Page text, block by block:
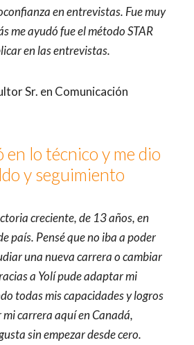
en entrevistas. Fue muy
me ayudó fue el método STAR
en las entrevistas.
Sr. en Comunicación
en lo técnico y me dio
y seguimiento
creciente, de 13 años, en
país. Pensé que no iba a poder
una nueva carrera o cambiar
a Yolí pude adaptar mi
todas mis capacidades y logros
carrera aquí en Canadá,
sin empezar desde cero.